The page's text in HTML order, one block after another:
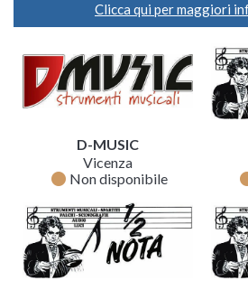
Clicca qui per maggiori
D-MUSIC
Vicenza
fiber_manual_record Non disponibile